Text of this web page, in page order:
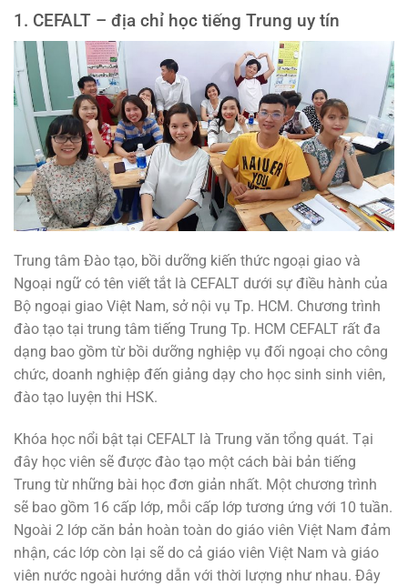
1. CEFALT – địa chỉ học tiếng Trung uy tín
Trung tâm Đào tạo, bồi dưỡng kiến thức ngoại giao và
Ngoại ngữ có tên viết tắt là CEFALT dưới sự điều hành của
Bộ ngoại giao Việt Nam, sở nội vụ Tp. HCM. Chương trình
đào tạo tại trung tâm tiếng Trung Tp. HCM CEFALT rất đa
dạng bao gồm từ bồi dưỡng nghiệp vụ đối ngoại cho công
chức, doanh nghiệp đến giảng dạy cho học sinh sinh viên,
đào tạo luyện thi HSK.
Khóa học nổi bật tại CEFALT là Trung văn tổng quát. Tại
đây học viên sẽ được đào tạo một cách bài bản tiếng
Trung từ những bài học đơn giản nhất. Một chương trình
sẽ bao gồm 16 cấp lớp, mỗi cấp lớp tương ứng với 10 tuần.
Ngoài 2 lớp căn bản hoàn toàn do giáo viên Việt Nam đảm
nhận, các lớp còn lại sẽ do cả giáo viên Việt Nam và giáo
viên nước ngoài hướng dẫn với thời lượng như nhau. Đây